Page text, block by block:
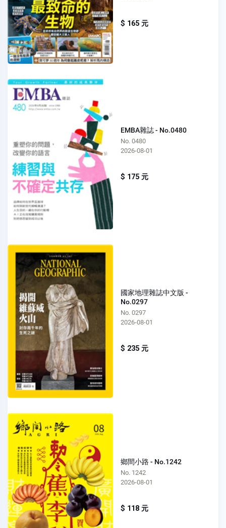
$ 165 元
EMBA雜誌 - No.0480
No. 0480
2026-08-01
$ 175 元
國家地理雜誌中文版 -
No.0297
No. 0297
2026-08-01
$ 235 元
鄉間小路 - No.1242
No. 1242
2026-08-01
$ 118 元